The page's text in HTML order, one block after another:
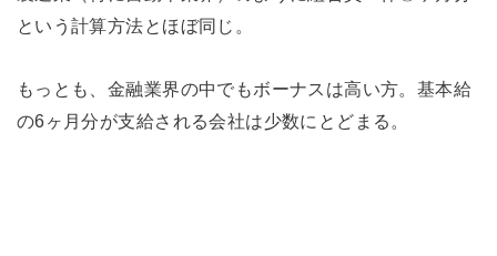
という計算方法とほぼ同じ。
もっとも、金融業界の中でもボーナスは高い方。基本給
の6ヶ月分が支給される会社は少数にとどまる。